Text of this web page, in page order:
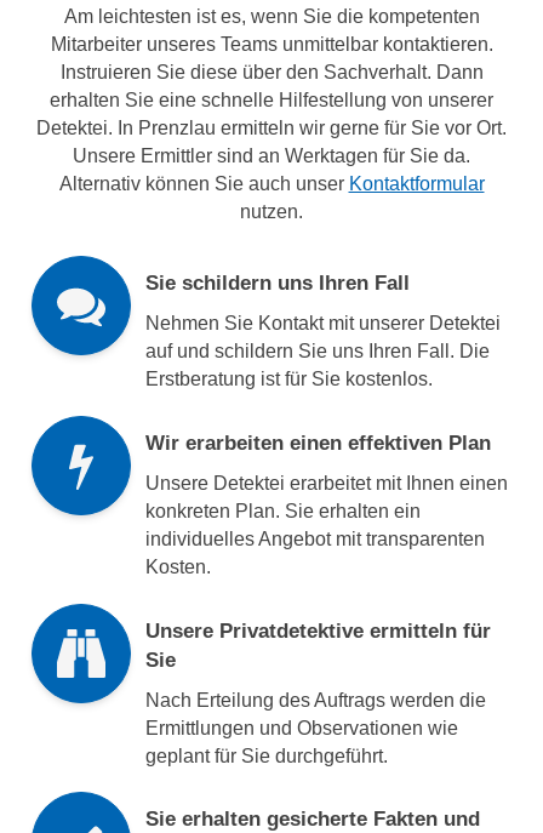
Am leichtesten ist es, wenn Sie die kompetenten
Mitarbeiter unseres Teams unmittelbar kontaktieren.
Instruieren Sie diese über den Sachverhalt. Dann
erhalten Sie eine schnelle Hilfestellung von unserer
Detektei. In Prenzlau ermitteln wir gerne für Sie vor Ort.
Unsere Ermittler sind an Werktagen für Sie da.
Alternativ können Sie auch unser Kontaktformular
nutzen.
Sie schildern uns Ihren Fall
Nehmen Sie Kontakt mit unserer Detektei
auf und schildern Sie uns Ihren Fall. Die
Erstberatung ist für Sie kostenlos.
Wir erarbeiten einen effektiven Plan
Unsere Detektei erarbeitet mit Ihnen einen
konkreten Plan. Sie erhalten ein
individuelles Angebot mit transparenten
Kosten.
Unsere Privatdetektive ermitteln für
Sie
Nach Erteilung des Auftrags werden die
Ermittlungen und Observationen wie
geplant für Sie durchgeführt.
Sie erhalten gesicherte Fakten und